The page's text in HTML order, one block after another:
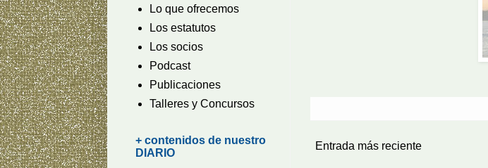
Entrada más reciente
Lo que ofrecemos
Los estatutos
Los socios
Podcast
Publicaciones
Talleres y Concursos
+ contenidos de nuestro
DIARIO